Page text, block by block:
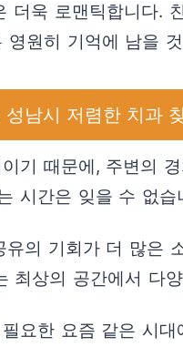
더욱 로맨틱합니다.
원히 기억에 남을
남시 저렴한 치과
기 때문에, 주변의
시간은 잊을 수 없
의 기회가 더 많은
최상의 공간에서 다
요한 요즘 같은 시